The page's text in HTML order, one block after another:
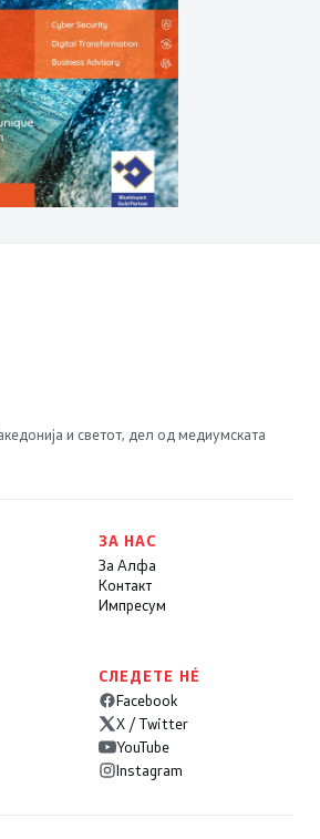
и светот, дел од медиумската
ЗА НАС
За Алфа
Контакт
Импресум
СЛЕДЕТЕ НÉ
Facebook
X / Twitter
YouTube
Instagram